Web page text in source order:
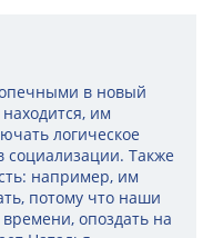
в новый
им
логическое
Также
например, им
потому что наши
опоздать на